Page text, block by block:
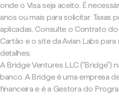
onde o Visa seja aceito. É
anos ou mais para solicitar. Taxas
aplicadas. Consulte o Contrato
Cartão e o site da Avian Labs para
detalhes.
A Bridge Ventures LLC ("Bridge")
banco. A Bridge é uma empresa
financeira e é a Gestora do